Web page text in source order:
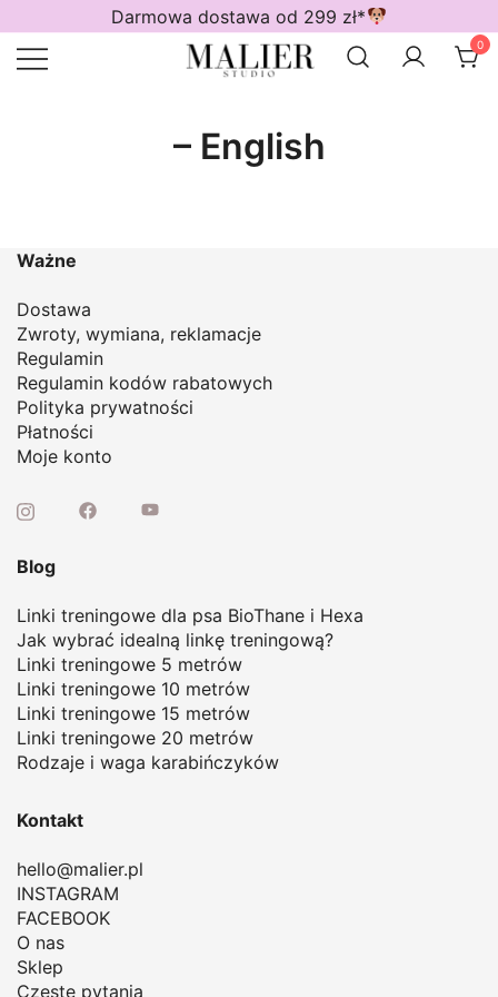
do
treści
Darmowa dostawa od 299 zł*
0
– English
Ważne
Dostawa
Zwroty, wymiana, reklamacje
Regulamin
Regulamin kodów rabatowych
Polityka prywatności
Płatności
Moje konto
Blog
Linki treningowe dla psa BioThane i Hexa
Jak wybrać idealną linkę treningową?
Linki treningowe 5 metrów
Linki treningowe 10 metrów
Linki treningowe 15 metrów
Linki treningowe 20 metrów
Rodzaje i waga karabińczyków
Kontakt
hello@malier.pl
INSTAGRAM
FACEBOOK
O nas
Sklep
Częste pytania